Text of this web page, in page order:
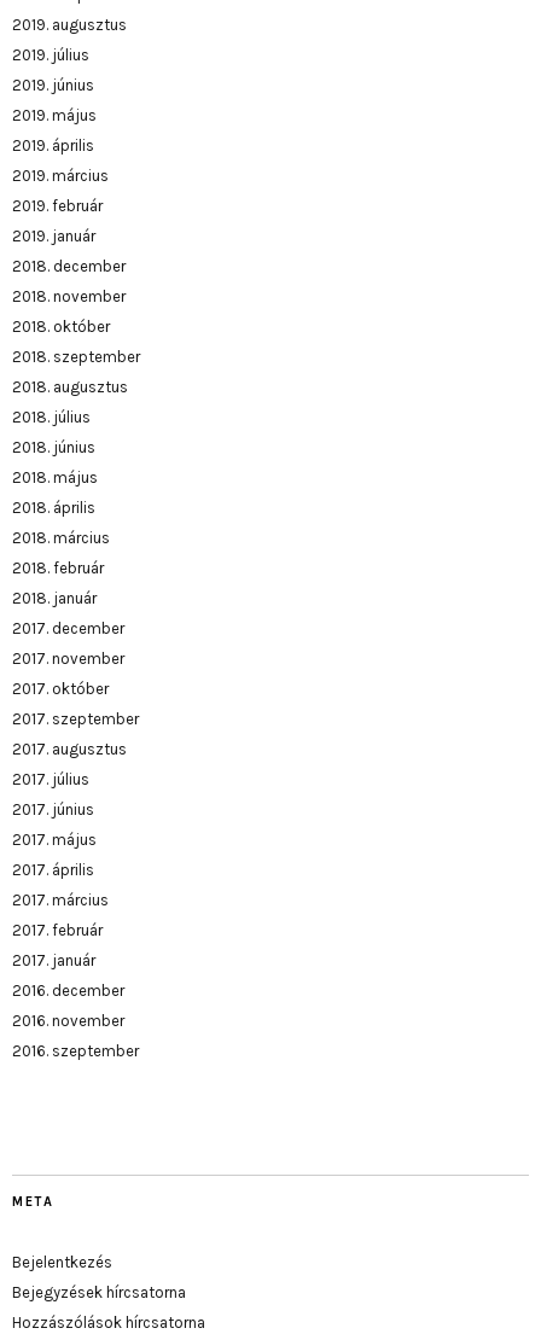
2019. augusztus
2019. július
2019. június
2019. május
2019. április
2019. március
2019. február
2019. január
2018. december
2018. november
2018. október
2018. szeptember
2018. augusztus
2018. július
2018. június
2018. május
2018. április
2018. március
2018. február
2018. január
2017. december
2017. november
2017. október
2017. szeptember
2017. augusztus
2017. július
2017. június
2017. május
2017. április
2017. március
2017. február
2017. január
2016. december
2016. november
2016. szeptember
META
Bejelentkezés
Bejegyzések hírcsatorna
Hozzászólások hírcsatorna